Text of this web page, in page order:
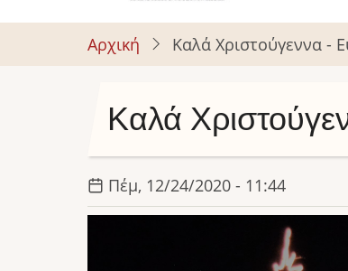
Αρχική Καλά Χριστούγεννα -
Καλά
Πέμ, 12/24/2020 - 11:44